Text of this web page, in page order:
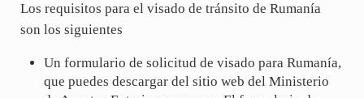
Los requisitos para el visado de tránsito de Rumanía
son los siguientes
Un formulario de solicitud de visado para Rumanía,
que puedes descargar del sitio web del Ministerio